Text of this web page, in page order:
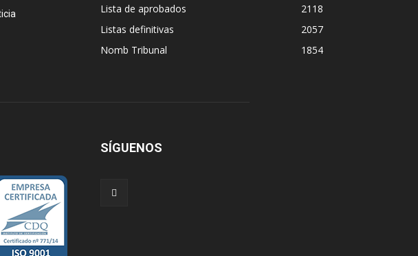
Lista de aprobados
2118
Listas definitivas
2057
Nomb Tribunal
1854
SÍGUENOS